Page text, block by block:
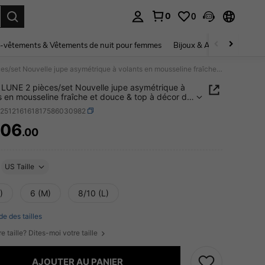
0 0
vêtements & Vêtements de nuit pour femmes Bijoux & Accessoires pour
SHEIN LUNE 2 pièces/set Nouvelle jupe asymétrique à volants en mousseline fraîche et douce & top à décor de papillon ras-du-cou pour femmes
LUNE 2 pièces/set Nouvelle jupe asymétrique à
en mousseline fraîche et douce & top à décor de
ras-du-cou pour femmes
AND AVAILABILITY
.00
US Taille
6 (M) 8/10 (L)
des tailles
taille? Dites-moi votre taille
AJOUTER AU PANIER